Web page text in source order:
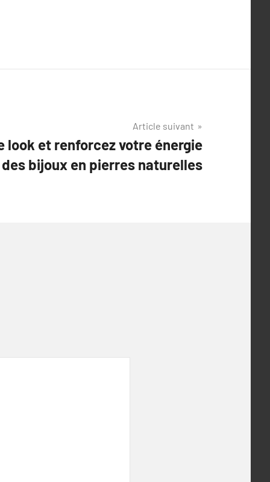
Article suivant
look et renforcez votre énergie
bijoux en pierres naturelles